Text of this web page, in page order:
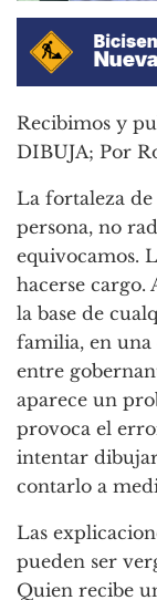
Recibimos y
DIBUJA; Por
La fortaleza
persona, no
equivocamos.
hacerse
la base de
familia, en una
entre
aparece un
provoca el
intentar
contarlo a
Las
pueden ser
Quien recibe